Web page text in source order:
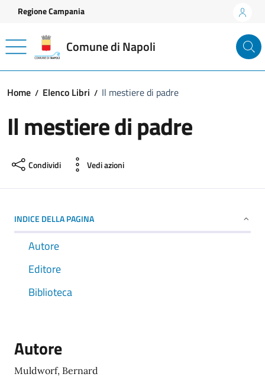
Vai ai contenuti
Vai al footer
Regione Campania
Comune di Napoli
Home Elenco Libri Il mestiere di padre
Il mestiere di padre
Condividi Vedi azioni
INDICE DELLA PAGINA
Autore
Editore
Biblioteca
Autore
Muldworf, Bernard